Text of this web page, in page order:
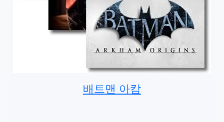
배트맨 아캄